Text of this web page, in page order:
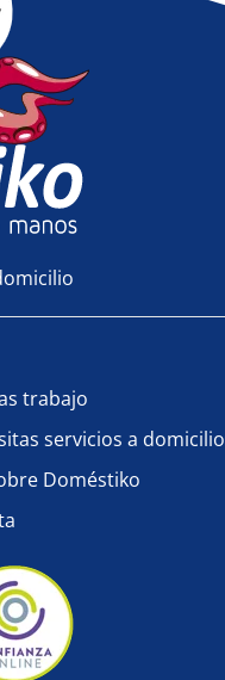
trabajo
servicios a domicilio
Doméstiko